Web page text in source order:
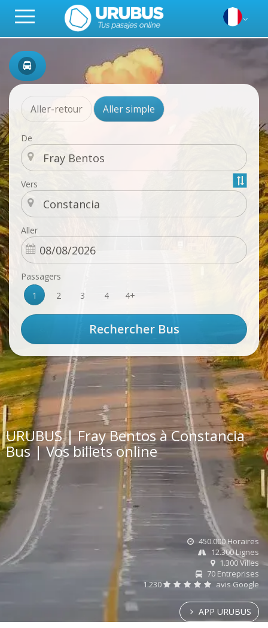
Aller-retour Aller simple
De
Vers
Aller
Passagers
1
2 3 4 4+
URUBUS | Fray Bentos à Constancia
Bus | Vos billets online
450.000 Horaires
12.300 Lignes
1.300 Villes
70 Entreprises
1.230
avis Google
APP URUBUS